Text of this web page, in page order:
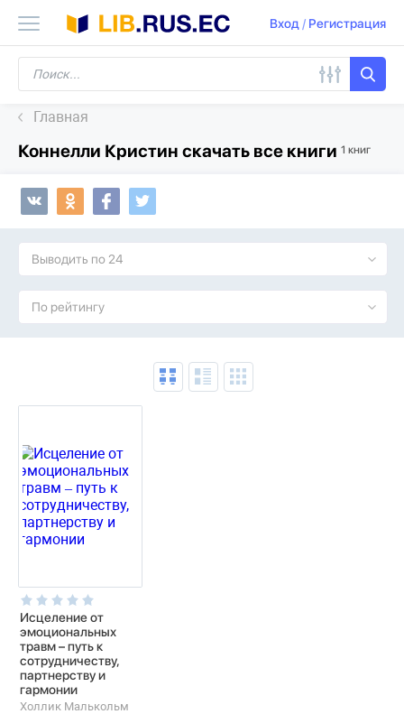
Вход/ Регистрация
Главная
Коннелли Кристин скачать все книги 1 книг
Выводить по 24
По рейтингу
Исцеление от
эмоциональных
травм – путь к
сотрудничеству,
партнерству и
гармонии
Холлик Малькольм